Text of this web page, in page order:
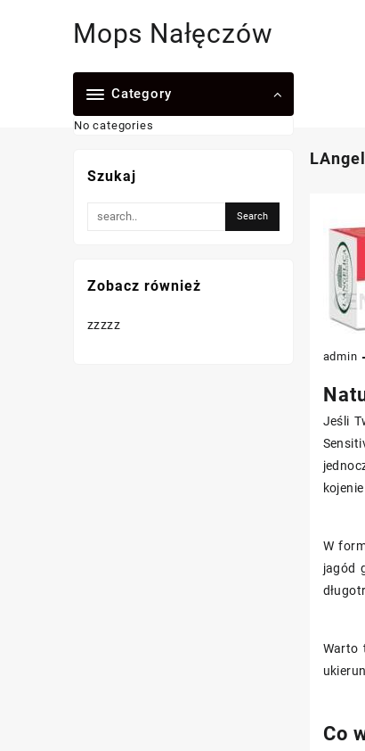
Mops Nałęczów
Category
No categories
admin
Jeśli
W
jagód
Warto
Co
Szukaj
Zobacz również
zzzzz